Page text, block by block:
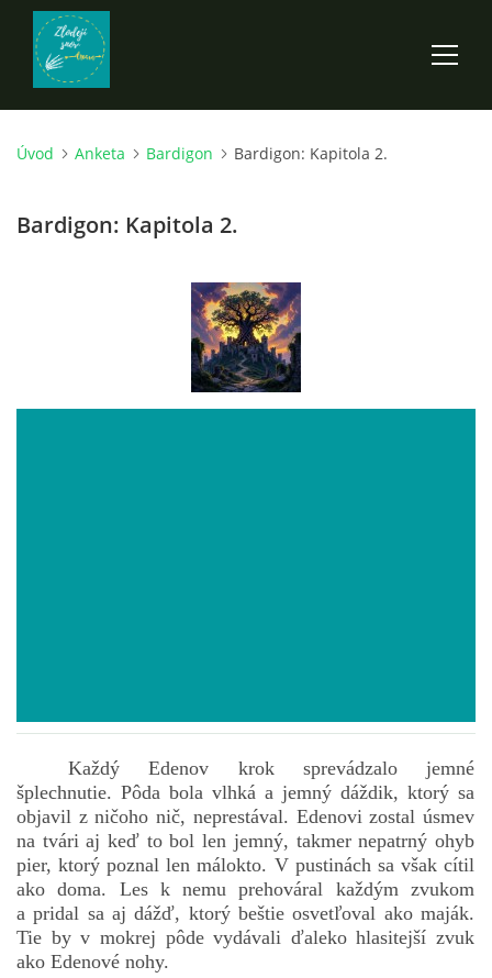
ÚVOD
ROZPRÁVKY
BARDIGON
TARA
VÍLA NA BRONZOVEJ ULICI
VLČÍ MOR
Úvod Anketa Bardigon Bardigon: Kapitola 2.
Bardigon: Kapitola 2.
Každý Edenov krok sprevádzalo jemné
šplechnutie. Pôda bola vlhká a jemný dáždik, ktorý sa
objavil z ničoho nič, neprestával. Edenovi zostal úsmev
na tvári aj keď to bol len jemný, takmer nepatrný ohyb
pier, ktorý poznal len málokto. V pustinách sa však cítil
ako doma. Les k nemu prehováral každým zvukom
a pridal sa aj dážď, ktorý beštie osvetľoval ako maják.
Tie by v mokrej pôde vydávali ďaleko hlasitejší zvuk
ako Edenové nohy.